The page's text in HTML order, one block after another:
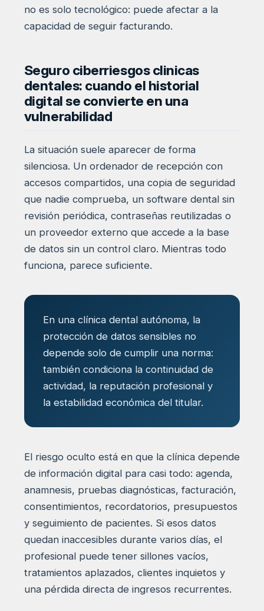
no es solo tecnológico: puede afectar a la
capacidad de seguir facturando.
Seguro ciberriesgos clinicas
dentales: cuando el historial
digital se convierte en una
vulnerabilidad
La situación suele aparecer de forma
silenciosa. Un ordenador de recepción con
accesos compartidos, una copia de seguridad
que nadie comprueba, un software dental sin
revisión periódica, contraseñas reutilizadas o
un proveedor externo que accede a la base
de datos sin un control claro. Mientras todo
funciona, parece suficiente.
En una clínica dental autónoma, la
protección de datos sensibles no
depende solo de cumplir una norma:
también condiciona la continuidad de
actividad, la reputación profesional y
la estabilidad económica del titular.
El riesgo oculto está en que la clínica depende
de información digital para casi todo: agenda,
anamnesis, pruebas diagnósticas, facturación,
consentimientos, recordatorios, presupuestos
y seguimiento de pacientes. Si esos datos
quedan inaccesibles durante varios días, el
profesional puede tener sillones vacíos,
tratamientos aplazados, clientes inquietos y
una pérdida directa de ingresos recurrentes.